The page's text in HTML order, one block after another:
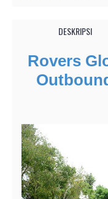
DESKRIPSI
Rovers